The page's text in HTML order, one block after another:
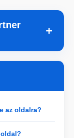
＋
az oldalra?